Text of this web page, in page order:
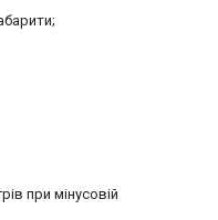
при мінусовій